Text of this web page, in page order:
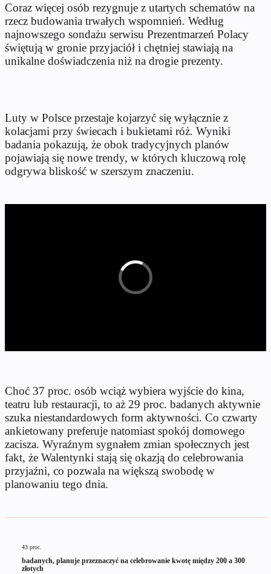
Coraz więcej osób rezygnuje z utartych schematów na
rzecz budowania trwałych wspomnień. Według
najnowszego sondażu serwisu Prezentmarzeń Polacy
świętują w gronie przyjaciół i chętniej stawiają na
unikalne doświadczenia niż na drogie prezenty.
Luty w Polsce przestaje kojarzyć się wyłącznie z
kolacjami przy świecach i bukietami róż. Wyniki
badania pokazują, że obok tradycyjnych planów
pojawiają się nowe trendy, w których kluczową rolę
odgrywa bliskość w szerszym znaczeniu.
Choć 37 proc. osób wciąż wybiera wyjście do kina,
teatru lub restauracji, to aż 29 proc. badanych aktywnie
szuka niestandardowych form aktywności. Co czwarty
ankietowany preferuje natomiast spokój domowego
zacisza. Wyraźnym sygnałem zmian społecznych jest
fakt, że Walentynki stają się okazją do celebrowania
przyjaźni, co pozwala na większą swobodę w
planowaniu tego dnia.
43 proc.
badanych, planuje przeznaczyć na celebrowanie kwotę między 200 a 300
złotych